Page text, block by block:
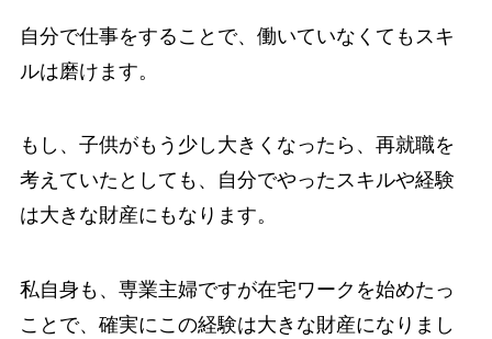
自分で仕事をすることで、働いていなくてもスキ
ルは磨けます。
もし、子供がもう少し大きくなったら、再就職を
考えていたとしても、自分でやったスキルや経験
は大きな財産にもなります。
私自身も、専業主婦ですが在宅ワークを始めたっ
ことで、確実にこの経験は大きな財産になりまし